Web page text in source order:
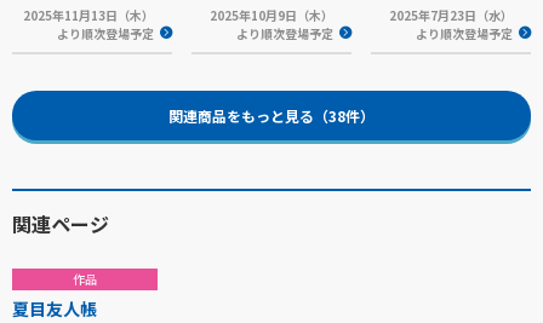
2025年11月13日（木）
より順次登場予定
2025年10月9日（木）
より順次登場予定
2025年7月23日（水）
より順次登場予定
関連商品をもっと見る（38件）
関連ページ
作品
夏目友人帳